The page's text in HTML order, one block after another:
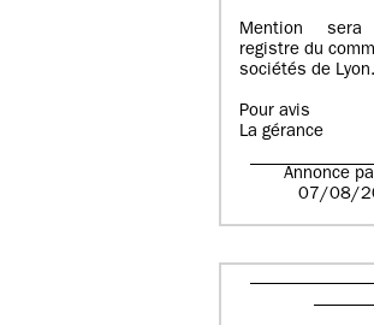
Mention
registre du
sociétés de Lyon.
Pour avis
La gérance
Annonce
07/08/